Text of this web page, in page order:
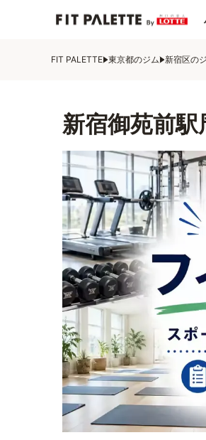
FIT PALETTE 東京都のジム 新宿区の
新宿御苑前